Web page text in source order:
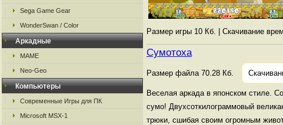
Sega Game Gear
WonderSwan / Color
Аркадные
MAME
Neo-Geo
Компьютеры
Современные Игры для ПК
Microsoft MSX-1
Размер игры 10 Кб. | Скачивание
Сумотоха
Размер файла 70.28 Кб.
Веселая аркада в японском стиле.
сумо! Двухсоткилограммовый
трюки, сшибая своим огромным